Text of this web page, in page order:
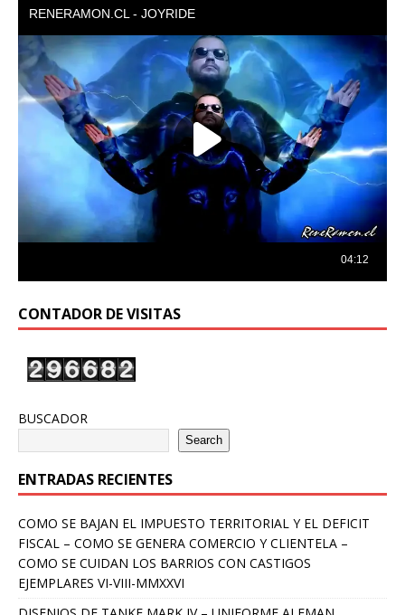
CONTADOR DE VISITAS
BUSCADOR
Search
ENTRADAS RECIENTES
COMO SE BAJAN EL IMPUESTO TERRITORIAL Y EL DEFICIT
FISCAL – COMO SE GENERA COMERCIO Y CLIENTELA –
COMO SE CUIDAN LOS BARRIOS CON CASTIGOS
EJEMPLARES VI-VIII-MMXXVI